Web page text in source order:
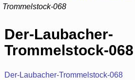
Trommelstock-068
Der-Laubacher-
Trommelstock-068
Der-Laubacher-Trommelstock-068